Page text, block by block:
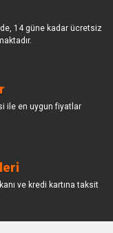
14 güne kadar ücretsiz
ile en uygun fiyatlar
ve kredi kartına taksit